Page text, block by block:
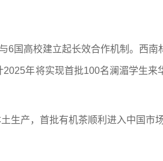
6国高校建立起长效合作机制。西南
年将实现首批100名澜湄学生来
生产，首批有机茶顺利进入中国市